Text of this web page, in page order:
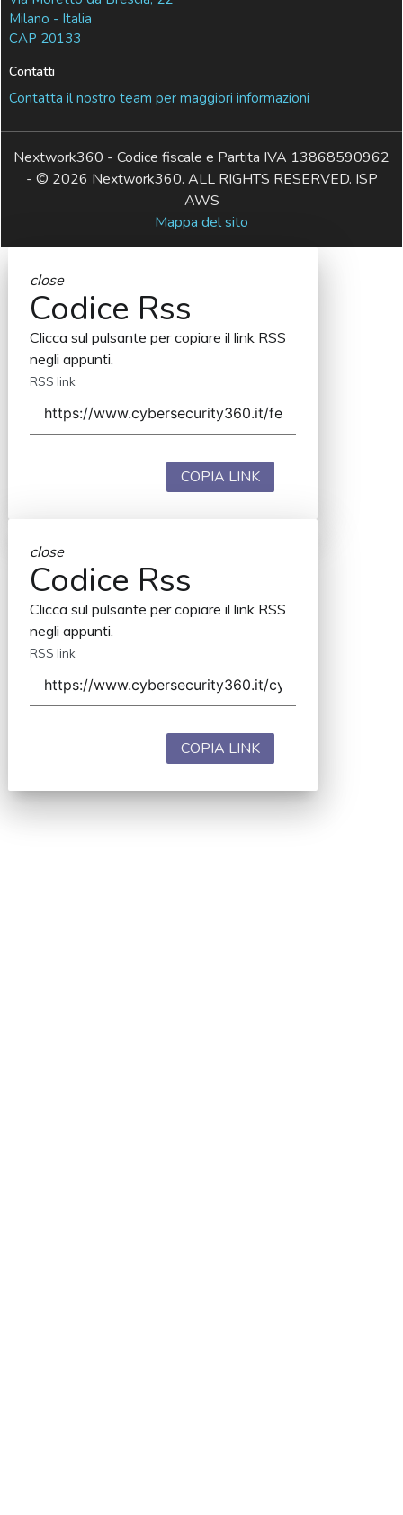
Milano - Italia
CAP 20133
Contatti
Contatta il nostro team per maggiori informazioni
Nextwork360 - Codice fiscale e Partita IVA 13868590962
- © 2026 Nextwork360. ALL RIGHTS RESERVED. ISP
AWS
Mappa del sito
close
Codice Rss
Clicca sul pulsante per copiare il link RSS
negli appunti.
RSS link
COPIA LINK
close
Codice Rss
Clicca sul pulsante per copiare il link RSS
negli appunti.
RSS link
COPIA LINK